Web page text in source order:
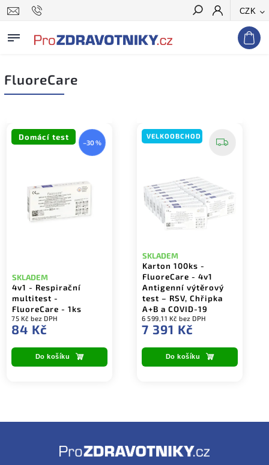
CZK
Hledat
FluoreCare
Domácí test
–30 %
4v1 - Respirační
multitest -
FluoreCare - 1ks
SKLADEM
75 Kč bez DPH
84 Kč
Do košíku
VELKOOBCHOD
Karton 100ks -
FluoreCare - 4v1
Antigenní výtěrový
test – RSV, Chřipka
A+B a COVID-19
SKLADEM
6 599,11 Kč bez DPH
7 391 Kč
Do košíku